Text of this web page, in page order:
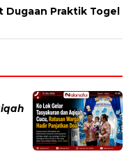
Dugaan Praktik Togel